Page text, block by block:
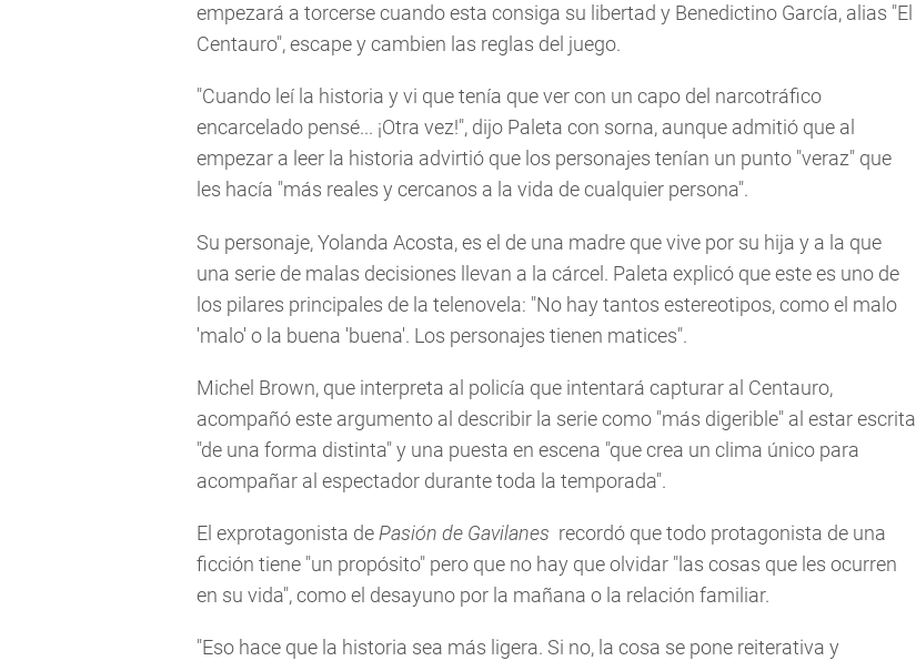
empezará a torcerse cuando esta consiga su libertad y Benedictino García, alias "El
Centauro", escape y cambien las reglas del juego.
"Cuando leí la historia y vi que tenía que ver con un capo del narcotráfico
encarcelado pensé... ¡Otra vez!", dijo Paleta con sorna, aunque admitió que al
empezar a leer la historia advirtió que los personajes tenían un punto "veraz" que
les hacía "más reales y cercanos a la vida de cualquier persona".
Su personaje, Yolanda Acosta, es el de una madre que vive por su hija y a la que
una serie de malas decisiones llevan a la cárcel. Paleta explicó que este es uno de
los pilares principales de la telenovela: "No hay tantos estereotipos, como el malo
'malo' o la buena 'buena'. Los personajes tienen matices".
Michel Brown, que interpreta al policía que intentará capturar al Centauro,
acompañó este argumento al describir la serie como "más digerible" al estar escrita
"de una forma distinta" y una puesta en escena "que crea un clima único para
acompañar al espectador durante toda la temporada".
El exprotagonista de Pasión de Gavilanes recordó que todo protagonista de una
ficción tiene "un propósito" pero que no hay que olvidar "las cosas que les ocurren
en su vida", como el desayuno por la mañana o la relación familiar.
"Eso hace que la historia sea más ligera. Si no, la cosa se pone reiterativa y